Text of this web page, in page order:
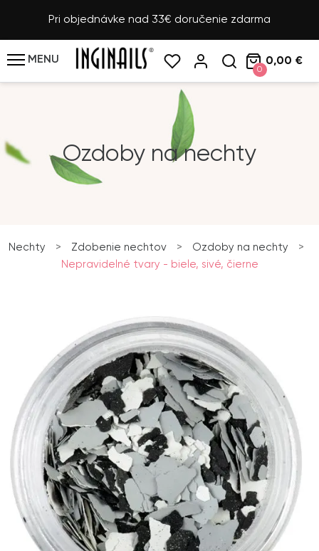
Pri objednávke nad 33€ doručenie zdarma
MENU
0
0,00 €
Ozdoby na nechty
Nechty > Zdobenie nechtov > Ozdoby na nechty
>
Nepravidelné tvary - biele, sivé, čierne